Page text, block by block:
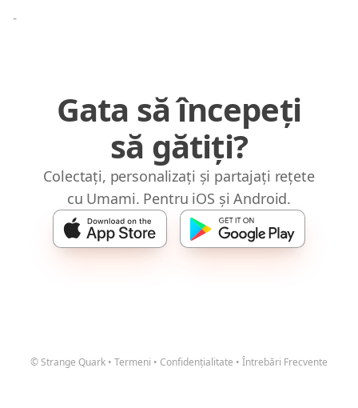
-
Gata să începeți
să gătiți?
Colectați, personalizați și partajați rețete
cu Umami. Pentru iOS și Android.
© Strange Quark • Termeni • Confidențialitate • Întrebări Frecvente